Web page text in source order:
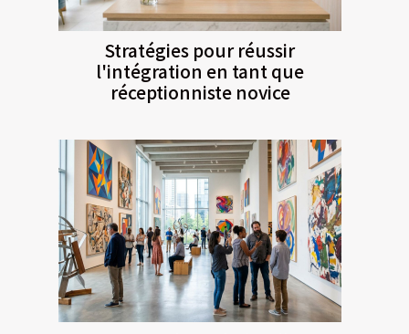
Stratégies pour réussir
l'intégration en tant que
réceptionniste novice